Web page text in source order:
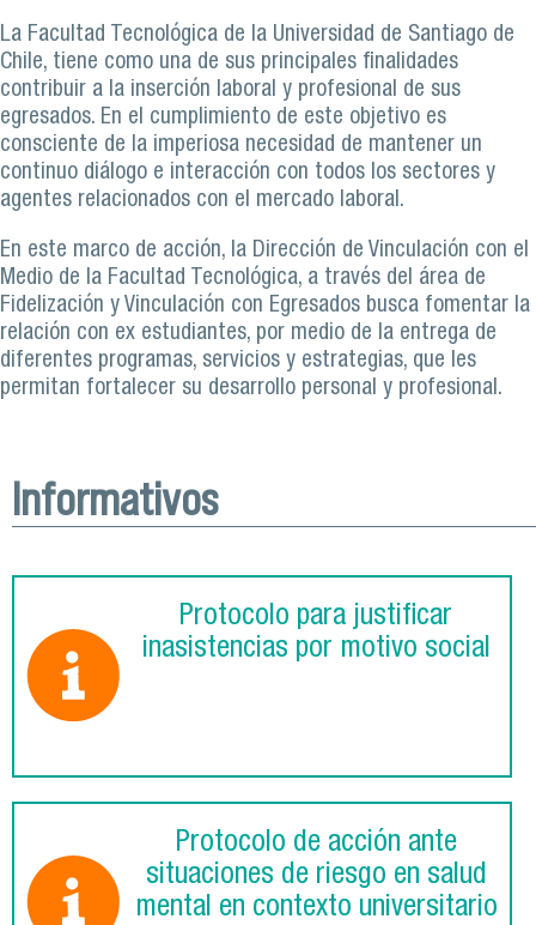
La Facultad Tecnológica de la Universidad de Santiago de
Chile, tiene como una de sus principales finalidades
contribuir a la inserción laboral y profesional de sus
egresados. En el cumplimiento de este objetivo es
consciente de la imperiosa necesidad de mantener un
continuo diálogo e interacción con todos los sectores y
agentes relacionados con el mercado laboral.
En este marco de acción, la Dirección de Vinculación con el
Medio de la Facultad Tecnológica, a través del área de
Fidelización y Vinculación con Egresados busca fomentar la
relación con ex estudiantes, por medio de la entrega de
diferentes programas, servicios y estrategias, que les
permitan fortalecer su desarrollo personal y profesional.
Informativos
Protocolo para justificar
inasistencias por motivo social
Protocolo de acción ante
situaciones de riesgo en salud
mental en contexto universitario